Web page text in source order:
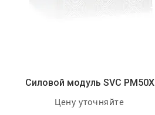
Силовой модуль SVC PM50X
Цену уточняйте